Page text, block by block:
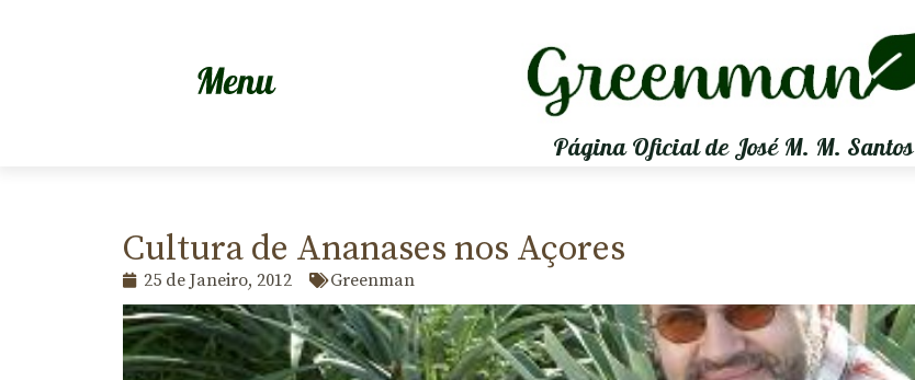
Página Oficial de José M. M. Santos
Cultura de Ananases nos Açores
25 de Janeiro, 2012 Greenman